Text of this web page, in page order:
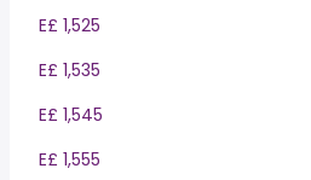
E£ 1,525
E£ 1,535
E£ 1,545
E£ 1,555